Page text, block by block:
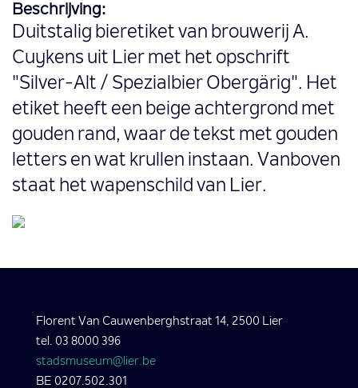
Beschrijving:
Duitstalig bieretiket van brouwerij A.
Cuykens uit Lier met het opschrift
"Silver-Alt / Spezialbier Obergärig". Het
etiket heeft een beige achtergrond met
gouden rand, waar de tekst met gouden
letters en wat krullen instaan. Vanboven
staat het wapenschild van Lier.
Florent Van Cauwenberghstraat 14, 2500 Lier
tel. 03 8000 396
stadsmuseum@lier.be
BE 0207.502.301